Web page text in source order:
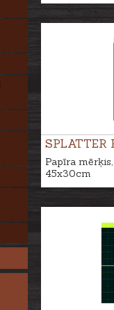
SPLATTER
Papīra mērķis,
45x30cm